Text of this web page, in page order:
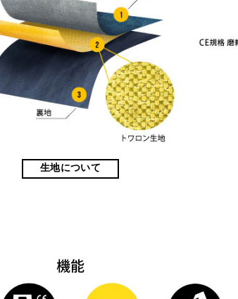
生地について
機能